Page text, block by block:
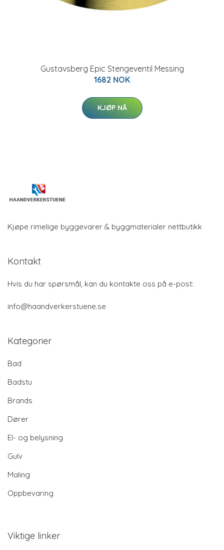
Gustavsberg Epic Stengeventil Messing
1682 NOK
KJØP NÅ
Kjøpe rimelige byggevarer & byggmaterialer nettbutikk
Kontakt
Hvis du har spørsmål, kan du kontakte oss på e-post:
info@haandverkerstuene.se
Kategorier
Bad
Badstu
Brands
Dører
El- og belysning
Gulv
Maling
Oppbevaring
Viktige linker